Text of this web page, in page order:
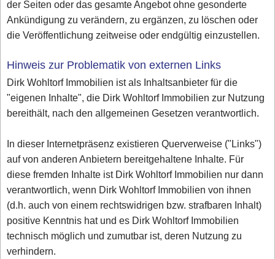
der Seiten oder das gesamte Angebot ohne gesonderte
Ankündigung zu verändern, zu ergänzen, zu löschen oder
die Veröffentlichung zeitweise oder endgültig einzustellen.
Hinweis zur Problematik von externen Links
Dirk Wohltorf Immobilien ist als Inhaltsanbieter für die
"eigenen Inhalte", die Dirk Wohltorf Immobilien zur Nutzung
bereithält, nach den allgemeinen Gesetzen verantwortlich.
In dieser Internetpräsenz existieren Querverweise ("Links")
auf von anderen Anbietern bereitgehaltene Inhalte. Für
diese fremden Inhalte ist Dirk Wohltorf Immobilien nur dann
verantwortlich, wenn Dirk Wohltorf Immobilien von ihnen
(d.h. auch von einem rechtswidrigen bzw. strafbaren Inhalt)
positive Kenntnis hat und es Dirk Wohltorf Immobilien
technisch möglich und zumutbar ist, deren Nutzung zu
verhindern.